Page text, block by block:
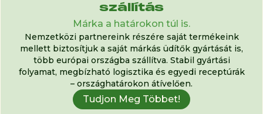
szállítás
Márka a határokon túl is.
Nemzetközi partnereink részére saját termékeink
mellett biztosítjuk a saját márkás üdítők gyártását is,
több európai országba szállítva. Stabil gyártási
folyamat, megbízható logisztika és egyedi receptúrák
– országhatárokon átívelően.
Tudjon Meg Többet!